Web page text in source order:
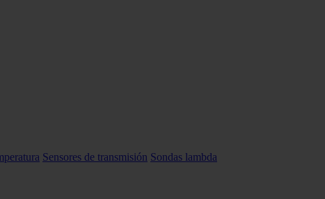
Sensores de transmisión Sondas lambda